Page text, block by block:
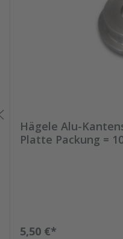
Hägele Alu-
Platte Packung =
Regulärer Preis:
5,50 €*